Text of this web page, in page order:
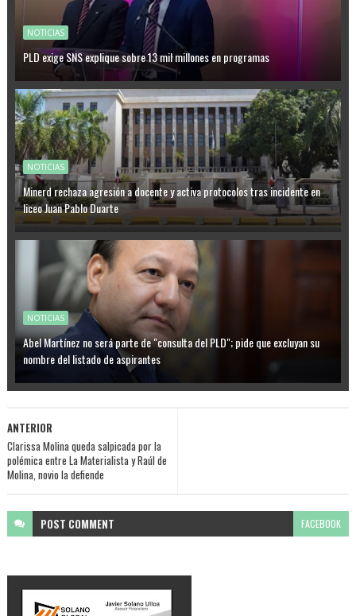
NOTICIAS
PLD exige SNS explique sobre 13 mil millones en programas
NOTICIAS
Minerd rechaza agresión a docente y activa protocolos tras incidente en
liceo Juan Pablo Duarte
NOTICIAS
Abel Martínez no será parte de "consulta del PLD"; pide que excluyan su
nombre del listado de aspirantes
ANTERIOR
Clarissa Molina queda salpicada por la
polémica entre La Materialista y Raúl de
Molina, novio la defiende
POST COMMENT FACEBOOK